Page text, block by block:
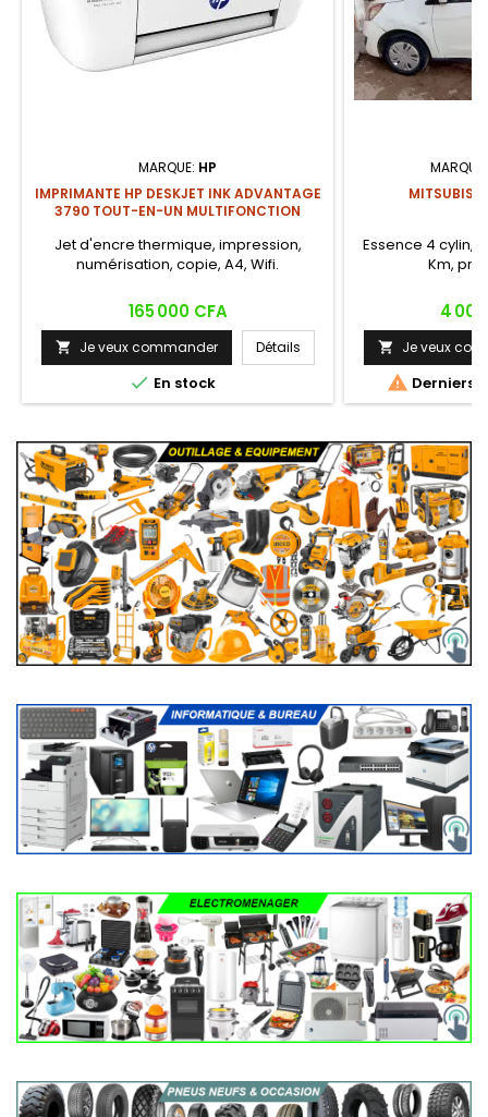
MARQUE: HP
IMPRIMANTE HP DESKJET INK ADVANTAGE
3790 TOUT-EN-UN MULTIFONCTION
Jet d'encre thermique, impression,
numérisation, copie, A4, Wifi.
Prix
165 000 CFA
 Je veux commander Détails
 En stock
Essence 4 cylin,
Km,
Prix
4
 Je veux
 Derniers